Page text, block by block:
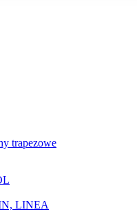
trapezowe
LINEA